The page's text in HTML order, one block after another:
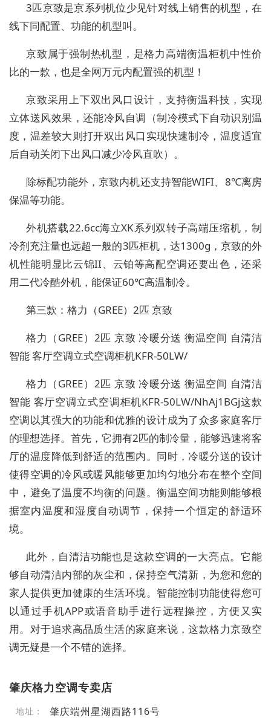
3匹京致是京系列机位少见针对线上销售的机型，在
线下同配置、功能的机型叫。
京致属于强制热机型，是格力高端衡温柜机中性价
比的一款，也是全网万元内配置强的机型！
京致采用上下双出风口设计，支持衡温科技，实现
立体送风效果，还能冷风自调（制冷模式下自动识别温
度，温差较大则打开双出风口实现快速制冷，温度适宜
后自动关闭下出风口减少冷风直吹）。
除标配功能外，京致内机还支持智能WIFI、8℃离房
保温等功能。
外机搭载22.6cc海立XK系列双转子高端压缩机，制
冷剂充注量也远超一般的3匹柜机，达1300g，京致的外
机性能明显比云锦II、云铂等高配空调还要出色，还采
用二代冷酷外机，能保证60℃高温制冷。
第三款：格力（GREE）2匹 京致
格力（GREE）2匹 京致 冷暖分送 衡温空间 自清洁
智能 客厅空调立式空调柜机KFR-50LW/
格力（GREE）2匹 京致 冷暖分送 衡温空间 自清洁
智能 客厅空调立式空调柜机KFR-50LW/NhAj1BGj这款
空调以其强大的功能和优雅的设计成为了众多家庭客厅
的理想选择。首先，它拥有2匹的制冷量，能够迅速将客
厅的温度降低到舒适的范围内。同时，冷暖分送的设计
使得空调的冷风或暖风能够更加均匀地分布在整个空间
中，避免了温度不均衡的问题。衡温空间功能则能够根
据室内温度和湿度自动调节，保持一个恒定的舒适环
境。
此外，自清洁功能也是这款空调的一大亮点。它能
够自动清洁内部的灰尘和，保持空气清新，为您和您的
家人提供更加健康的生活环境。智能控制功能使得您可
以通过手机APP或语音助手进行远程操控，方便又实
用。对于追求高品质生活的家庭来说，这款格力京致空
调无疑是一个不错的选择。
肇庆格力空调专卖店
地址： 肇庆端州星湖西路116号